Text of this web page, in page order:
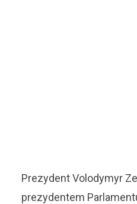
Prezydent Volodymyr
prezydentem